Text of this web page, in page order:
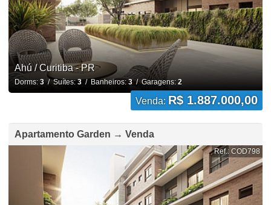
Ahú / Curitiba - PR
Dorms:3/ Suítes:3/ Banheiros:3/ Garagens: 2
Venda: R$ 1.887.000,00
Apartamento Garden → Venda
Ref.: COD798